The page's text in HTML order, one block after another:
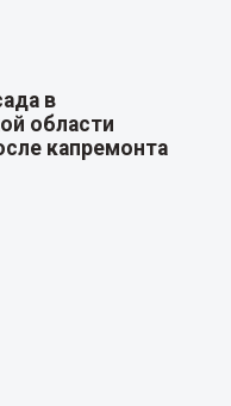
в
области
капремонта